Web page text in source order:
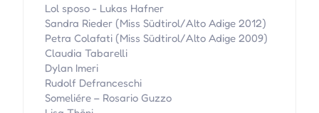
Lol sposo - Lukas Hafner
Sandra Rieder (Miss Südtirol/Alto Adige 2012)
Petra Colafati (Miss Südtirol/Alto Adige 2009)
Claudia Tabarelli
Dylan Imeri
Rudolf Defranceschi
Someliére – Rosario Guzzo